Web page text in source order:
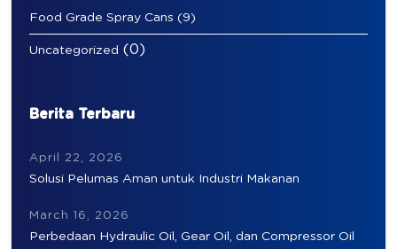
Food Grade Spray Cans (9)
Uncategorized (0)
Berita Terbaru
April 22, 2026
Solusi Pelumas Aman untuk Industri Makanan
March 16, 2026
Perbedaan Hydraulic Oil, Gear Oil, dan Compressor Oil